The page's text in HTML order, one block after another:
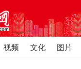
视频 文化
图片